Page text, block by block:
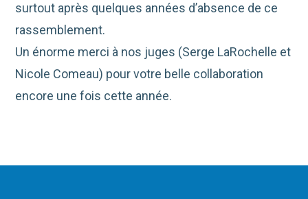
surtout après quelques années d’absence de ce
rassemblement.
Un énorme merci à nos juges (Serge LaRochelle et
Nicole Comeau) pour votre belle collaboration
encore une fois cette année.